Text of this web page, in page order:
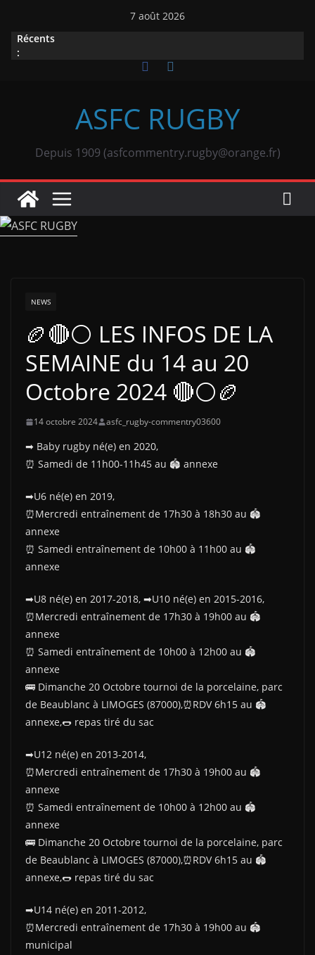
contenu
7 août 2026
Récents
:
ASFC RUGBY
Depuis 1909 (asfcommentry.rugby@orange.fr)
NEWS
🏉🔴⚪ LES INFOS DE LA
SEMAINE du 14 au 20
Octobre 2024 🔴⚪🏉
14 octobre 2024 asfc_rugby-commentry03600
➡ Baby rugby né(e) en 2020,
⏰ Samedi de 11h00-11h45 au 🏟 annexe
➡U6 né(e) en 2019,
⏰Mercredi entraînement de 17h30 à 18h30 au 🏟
annexe
⏰ Samedi entraînement de 10h00 à 11h00 au 🏟
annexe
➡U8 né(e) en 2017-2018, ➡U10 né(e) en 2015-2016,
⏰Mercredi entraînement de 17h30 à 19h00 au 🏟
annexe
⏰ Samedi entraînement de 10h00 à 12h00 au 🏟
annexe
🚌 Dimanche 20 Octobre tournoi de la porcelaine, parc
de Beaublanc à LIMOGES (87000),⏰RDV 6h15 au 🏟
annexe,🌭 repas tiré du sac
➡U12 né(e) en 2013-2014,
⏰Mercredi entraînement de 17h30 à 19h00 au 🏟
annexe
⏰ Samedi entraînement de 10h00 à 12h00 au 🏟
annexe
🚌 Dimanche 20 Octobre tournoi de la porcelaine, parc
de Beaublanc à LIMOGES (87000),⏰RDV 6h15 au 🏟
annexe,🌭 repas tiré du sac
➡U14 né(e) en 2011-2012,
⏰Mercredi entraînement de 17h30 à 19h00 au 🏟
municipal